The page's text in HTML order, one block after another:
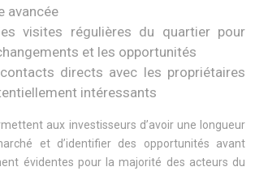
avancée
visites régulières du quartier pour
et les opportunités
directs avec les propriétaires
intéressants
aux investisseurs d’avoir une longueur
et d’identifier des opportunités avant
évidentes pour la majorité des acteurs du